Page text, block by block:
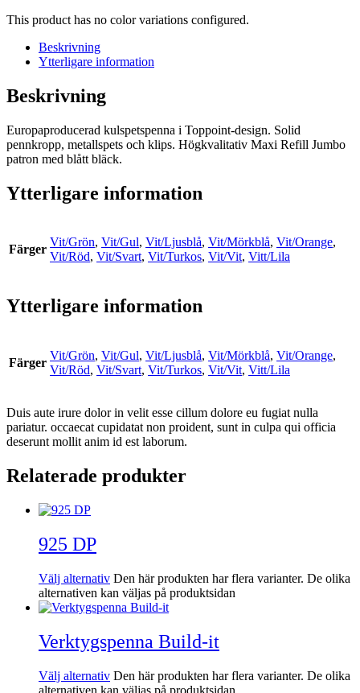
This product has no color variations configured.
Beskrivning
Ytterligare information
Beskrivning
Europaproducerad kulspetspenna i Toppoint-design. Solid
pennkropp, metallspets och klips. Högkvalitativ Maxi Refill Jumbo
patron med blått bläck.
Ytterligare information
Färger
Vit/Grön, Vit/Gul, Vit/Ljusblå, Vit/Mörkblå, Vit/Orange,
Vit/Röd, Vit/Svart, Vit/Turkos, Vit/Vit, Vitt/Lila
Ytterligare information
Färger
Vit/Grön, Vit/Gul, Vit/Ljusblå, Vit/Mörkblå, Vit/Orange,
Vit/Röd, Vit/Svart, Vit/Turkos, Vit/Vit, Vitt/Lila
Duis aute irure dolor in velit esse cillum dolore eu fugiat nulla
pariatur. occaecat cupidatat non proident, sunt in culpa qui officia
deserunt mollit anim id est laborum.
Relaterade produkter
925 DP
Välj alternativ Den här produkten har flera varianter. De olika
alternativen kan väljas på produktsidan
Verktygspenna Build-it
Välj alternativ Den här produkten har flera varianter. De olika
alternativen kan väljas på produktsidan